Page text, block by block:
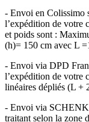
- Envoi en Colissimo
l’expédition de votre
et poids sont :
(h)= 150 cm avec L
- Envoi via DPD
l’expédition de votre
linéaires dépliés (L +
- Envoi via
traitant selon la zone